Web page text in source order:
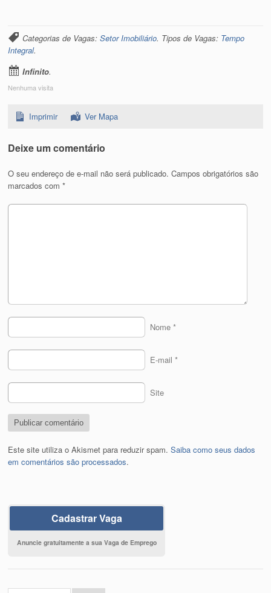
Categorias de Vagas:Setor Imobiliário. Tipos de Vagas: Tempo
Integral.
Infinito.
Nenhuma visita
Imprimir Ver Mapa
Deixe um comentário
O seu endereço de e-mail não será publicado. Campos obrigatórios são
marcados com*
Nome *
E-mail *
Site
Este site utiliza o Akismet para reduzir spam.Saiba como seus dados
em comentários são processados.
Cadastrar Vaga
Anuncie gratuitamente a sua Vaga de Emprego